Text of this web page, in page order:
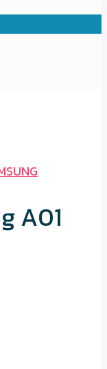
A01